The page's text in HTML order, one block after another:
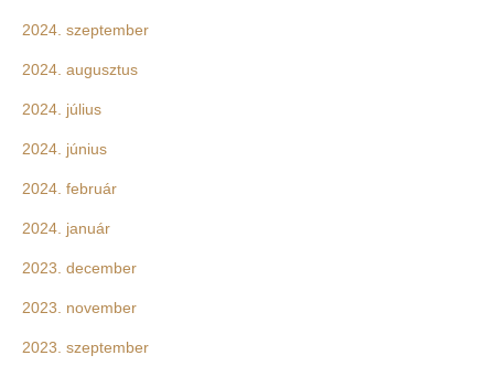
2024. szeptember
2024. augusztus
2024. július
2024. június
2024. február
2024. január
2023. december
2023. november
2023. szeptember